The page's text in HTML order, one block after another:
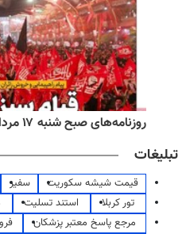
روزنامه‌های صبح شنبه ۱۷ مرداد ۱۴۰۵
تبلیغات
قیمت شیشه سکوریت سفیر
تور کربلا
استند تسلیت
مرجع پاسخ معتبر پزشکان